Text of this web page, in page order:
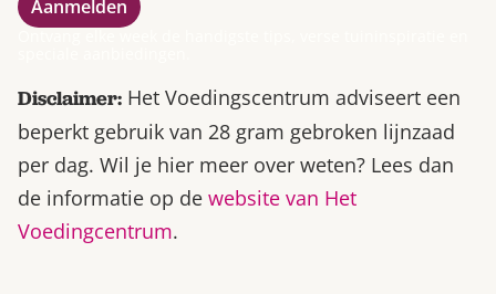
Disclaimer: Het Voedingscentrum adviseert een
beperkt gebruik van 28 gram gebroken lijnzaad
per dag. Wil je hier meer over weten? Lees dan
de informatie op de website van Het
Voedingcentrum.